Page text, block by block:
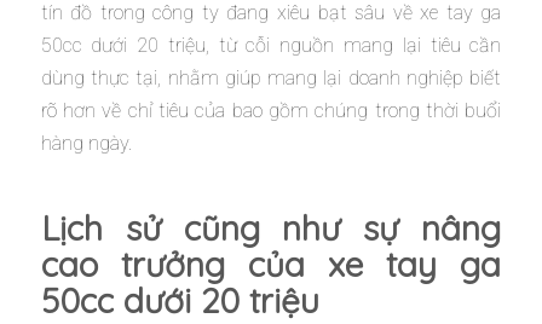
tín đồ trong công ty đang xiêu bạt sâu về xe tay ga
50cc dưới 20 triệu, từ cỗi nguồn mang lại tiêu cần
dùng thực tại, nhằm giúp mang lại doanh nghiệp biết
rõ hơn về chỉ tiêu của bao gồm chúng trong thời buổi
hàng ngày.
Lịch sử cũng như sự nâng
cao trưởng của xe tay ga
50cc dưới 20 triệu